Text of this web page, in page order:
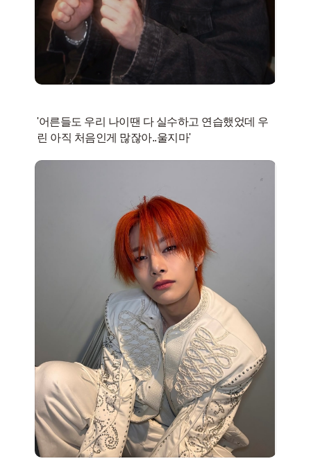
'어른들도 우리 나이땐 다 실수하고 연습했었데 우
린 아직 처음인게 많잖아..울지마'